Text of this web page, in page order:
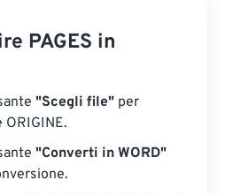
PAGES in
"Scegli file" per
"Converti in WORD"